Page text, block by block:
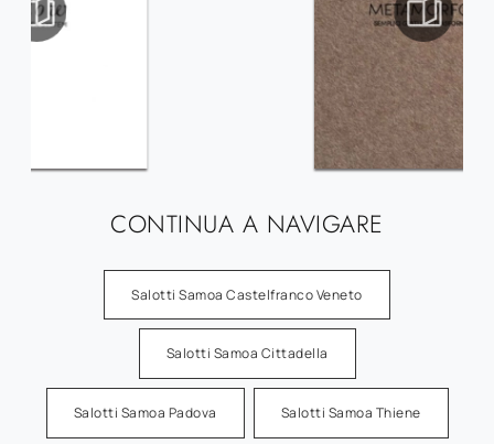
CONTINUA A NAVIGARE
Salotti Samoa Castelfranco Veneto
Salotti Samoa Cittadella
Salotti Samoa Padova Salotti Samoa Thiene